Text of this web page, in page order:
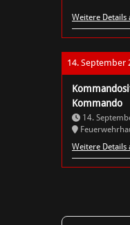
Weitere Details
14. September
Kommando
14.
Weitere Details